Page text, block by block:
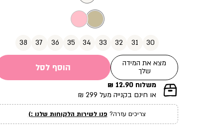
30
31
32
33
34
35
36
37
38
מצא את המידה
שלך
הוסף לסל
|
תומך
עמוד
מוצר
משלוח 12.90 ₪
או חינם בקנייה מעל 299 ₪
צריכים עזרה? פנו לשירות הלקוחות שלנו :)